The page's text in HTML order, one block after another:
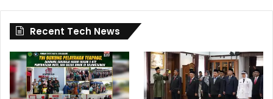
Recent Tech News